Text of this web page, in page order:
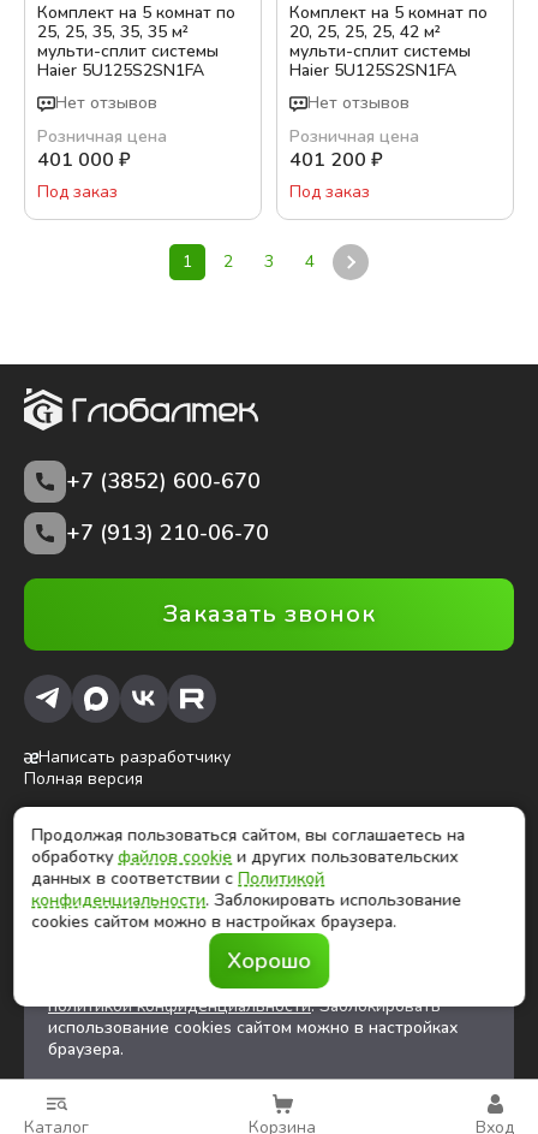
Комплект на 5 комнат по
25, 25, 35, 35, 35 м²
мульти-сплит системы
Haier 5U125S2SN1FA
Нет отзывов
Розничная цена
401 000 ₽
Под заказ
Комплект на 5 комнат по
20, 25, 25, 25, 42 м²
мульти-сплит системы
Haier 5U125S2SN1FA
Нет отзывов
Розничная цена
401 200 ₽
Под заказ
1 2 3 4
+7 (3852) 600-670
+7 (913) 210-06-70
Заказать звонок
Написать разработчику
Полная версия
ⓒ Глобалтек, 2026
Цены на сайте не являются публичной офертой
Продолжая использовать сайт, вы соглашаетесь на
файлов cookiesи других
пользовательских данных в соответствии с
политикой конфиденциальности. Заблокировать
использование cookies сайтом можно в настройках
браузера.
Каталог Корзина Вход
Продолжая пользоваться сайтом, вы соглашаетесь на
обработкуфайлов cookie и других пользовательских
данных в соответствии сПолитикой
конфиденциальности. Заблокировать использование
cookies сайтом можно в настройках браузера.
Хорошо